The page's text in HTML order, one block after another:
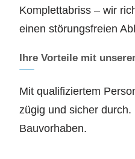
Komplettabriss – wir
einen störungsfreien
Ihre Vorteile mit
Mit qualifiziertem
zügig und sicher
Bauvorhaben.